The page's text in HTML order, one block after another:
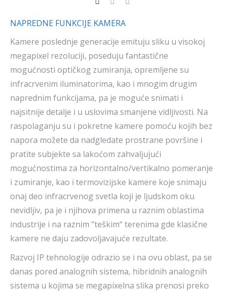
NAPREDNE FUNKCIJE KAMERA
Kamere poslednje generacije emituju sliku u visokoj
megapixel rezoluciji, poseduju fantastične
mogućnosti optičkog zumiranja, opremljene su
infracrvenim iluminatorima, kao i mnogim drugim
naprednim funkcijama, pa je moguće snimati i
najsitnije detalje i u uslovima smanjene vidljivosti. Na
raspolaganju su i pokretne kamere pomoću kojih bez
napora možete da nadgledate prostrane površine i
pratite subjekte sa lakoćom zahvaljujući
mogućnostima za horizontalno/vertikalno pomeranje
i zumiranje, kao i termovizijske kamere koje snimaju
onaj deo infracrvenog svetla koji je ljudskom oku
nevidljiv, pa je i njihova primena u raznim oblastima
industrije i na raznim “teškim“ terenima gde klasične
kamere ne daju zadovoljavajuće rezultate.
Razvoj IP tehnologije odrazio se i na ovu oblast, pa se
danas pored analognih sistema, hibridnih analognih
sistema u kojima se megapixelna slika prenosi preko